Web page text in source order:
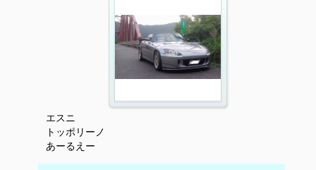
エスニ
トッポリーノ
あーるえー